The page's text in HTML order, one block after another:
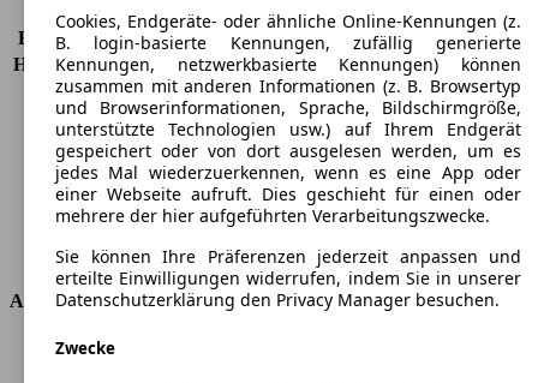
KW (PS)
81 kW (110 PS)
Beschleunigung (0-100 km/h) 11,7s
Höchstgeschwindigkeit (km/h) 192 km/h
Anzahl der Gänge
6
Drehmoment
151 nm
Hubraum
1598 ccm
Kraftstoff
Benzin
Zylinder
4
Getriebe
Schaltgetriebe
Antriebsart
Vorderradantrieb
Abmessungen
Länge
Cookies, Endgeräte- oder ähnliche Online-Kennungen (z.
B. login-basierte Kennungen, zufällig generierte
Kennungen, netzwerkbasierte Kennungen) können
zusammen mit anderen Informationen (z. B. Browsertyp
und Browserinformationen, Sprache, Bildschirmgröße,
unterstützte Technologien usw.) auf Ihrem Endgerät
gespeichert oder von dort ausgelesen werden, um es
jedes Mal wiederzuerkennen, wenn es eine App oder
einer Webseite aufruft. Dies geschieht für einen oder
mehrere der hier aufgeführten Verarbeitungszwecke.
Sie können Ihre Präferenzen jederzeit anpassen und
erteilte Einwilligungen widerrufen, indem Sie in unserer
Datenschutzerklärung den Privacy Manager besuchen.
Zwecke